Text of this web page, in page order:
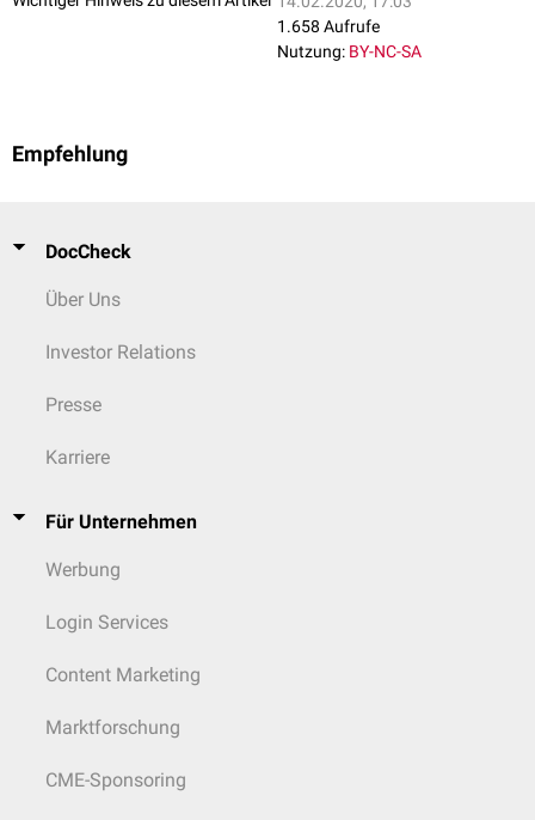
1.658 Aufrufe
Nutzung: BY-NC-SA
Empfehlung
DocCheck
Über Uns
Investor Relations
Presse
Karriere
Für Unternehmen
Werbung
Login Services
Content Marketing
Marktforschung
CME-Sponsoring